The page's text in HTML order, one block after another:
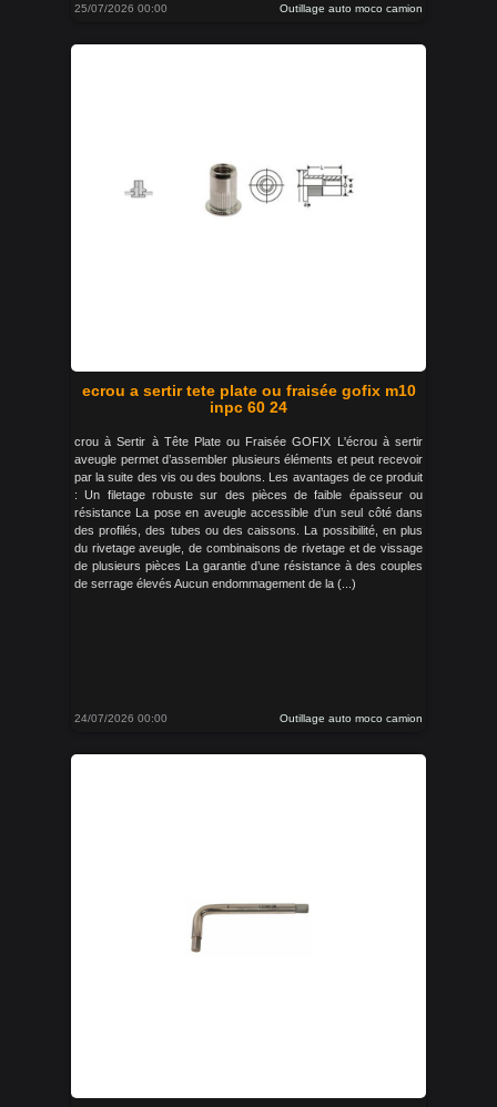
25/07/2026 00:00 Outillage auto moco camion
ecrou a sertir tete plate ou fraisée gofix m10
inpc 60 24
crou à Sertir à Tête Plate ou Fraisée GOFIX L'écrou à sertir
aveugle permet d’assembler plusieurs éléments et peut recevoir
par la suite des vis ou des boulons. Les avantages de ce produit
: Un filetage robuste sur des pièces de faible épaisseur ou
résistance La pose en aveugle accessible d’un seul côté dans
des profilés, des tubes ou des caissons. La possibilité, en plus
du rivetage aveugle, de combinaisons de rivetage et de vissage
de plusieurs pièces La garantie d’une résistance à des couples
de serrage élevés Aucun endommagement de la (...)
24/07/2026 00:00 Outillage auto moco camion